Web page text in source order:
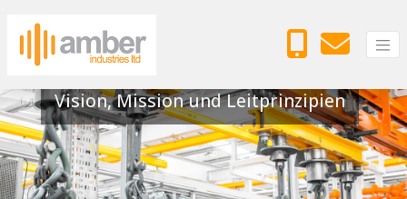
Vision, Mission und Leitprinzipien